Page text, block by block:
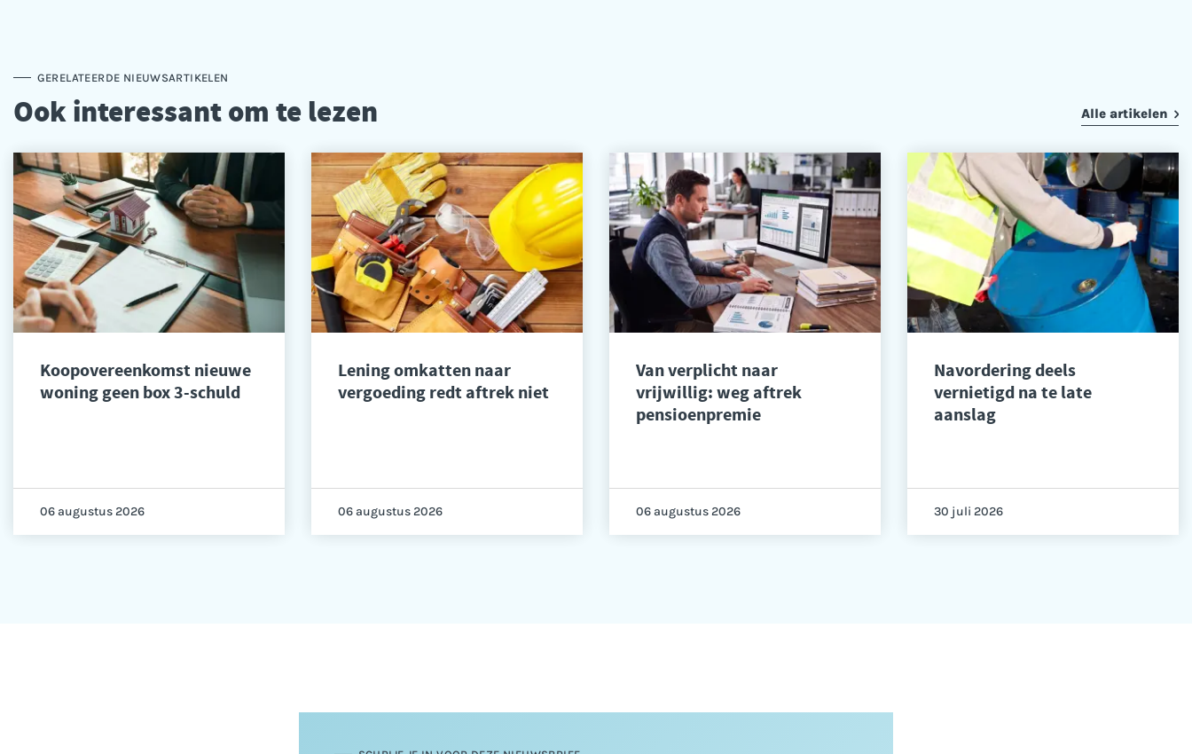
GERELATEERDE NIEUWSARTIKELEN
Ook interessant om te lezen Alle artikelen
Koopovereenkomst nieuwe
woning geen box 3-schuld
06 augustus 2026
Lening omkatten naar
vergoeding redt aftrek niet
06 augustus 2026
Van verplicht naar
vrijwillig: weg aftrek
pensioenpremie
06 augustus 2026
Navordering deels
vernietigd na te late
aanslag
30 juli 2026